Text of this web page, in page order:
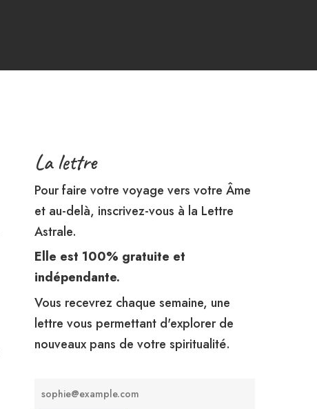
La lettre
Pour faire votre voyage vers votre Âme
et au-delà, inscrivez-vous à la Lettre
Astrale.
Elle est 100% gratuite et
indépendante.
Vous recevrez chaque semaine, une
lettre vous permettant d'explorer de
nouveaux pans de votre spiritualité.